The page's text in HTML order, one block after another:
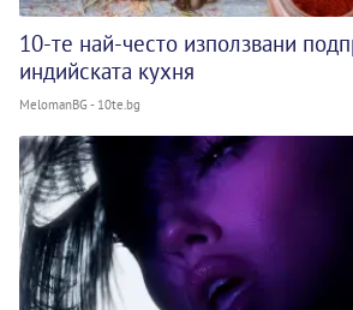
10-те най-често използвани
индийската кухня
MelomanBG - 10te.bg